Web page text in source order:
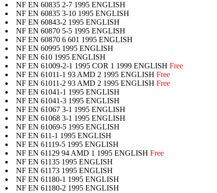
NF EN 60835 2-7 1995 ENGLISH
NF EN 60835 3-10 1995 ENGLISH
NF EN 60843-2 1995 ENGLISH
NF EN 60870 5-5 1995 ENGLISH
NF EN 60870 6 601 1995 ENGLISH
NF EN 60995 1995 ENGLISH
NF EN 610 1995 ENGLISH
NF EN 61009-2-1 1995 COR 1 1999 ENGLISH Free
NF EN 61011-1 93 AMD 2 1995 ENGLISH Free
NF EN 61011-2 93 AMD 2 1995 ENGLISH Free
NF EN 61041-1 1995 ENGLISH
NF EN 61041-3 1995 ENGLISH
NF EN 61067 3-1 1995 ENGLISH
NF EN 61068 3-1 1995 ENGLISH
NF EN 61069-5 1995 ENGLISH
NF EN 611-1 1995 ENGLISH
NF EN 61119-5 1995 ENGLISH
NF EN 61129 94 AMD 1 1995 ENGLISH Free
NF EN 61135 1995 ENGLISH
NF EN 61173 1995 ENGLISH
NF EN 61180-1 1995 ENGLISH
NF EN 61180-2 1995 ENGLISH